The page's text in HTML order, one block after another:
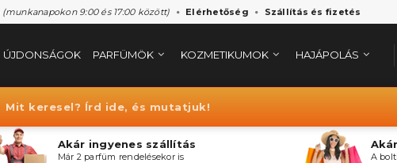
(munkanapokon 9:00 és 17:00 között) Elérhetőség Szállítás és fizetés
ÚJDONSÁGOK PARFÜMÖK KOZMETIKUMOK HAJÁPOLÁS
Mit keresel? Írd ide, és mutatjuk!
Akár ingyenes szállítás
Már 2 parfüm rendelésekor is A